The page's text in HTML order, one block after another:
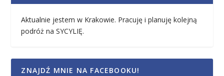
Aktualnie jestem w Krakowie. Pracuję i planuję kolejną
podróż na SYCYLIĘ.
ZNAJDŹ MNIE NA FACEBOOKU!